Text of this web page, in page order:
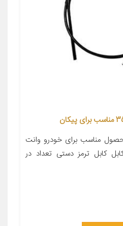
مناسب برای خودرو وانت
کابل ترمز دستی تعداد در